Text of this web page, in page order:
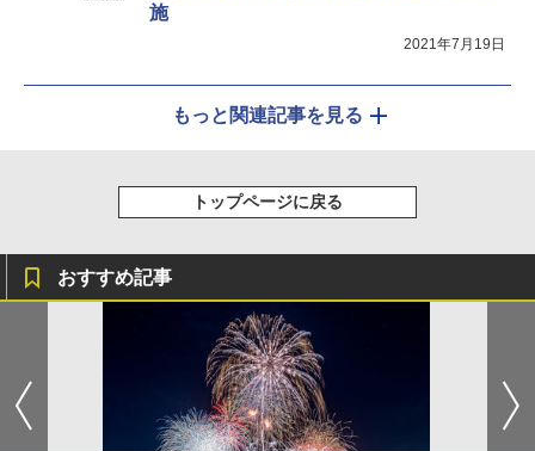
施
2021年7月19日
もっと関連記事を見る
トップページに戻る
おすすめ記事